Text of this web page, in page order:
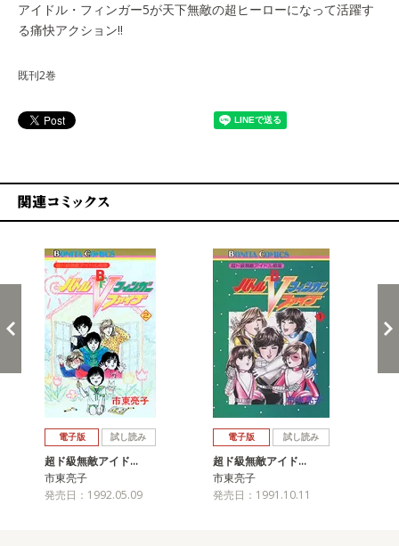
アイドル・フィンガー5が天下無敵の超ヒーローになって活躍す
る痛快アクション!!
既刊2巻
電子版 試し読み
超ド級無敵アイド…
市東亮子
発売日：1992.05.09
電子版 試し読み
超ド級無敵アイド…
市東亮子
発売日：1991.10.11